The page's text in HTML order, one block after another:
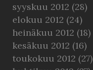
syyskuu 2012 (28)
elokuu 2012 (24)
heinäkuu 2012 (18)
kesäkuu 2012 (16)
toukokuu 2012 (27)